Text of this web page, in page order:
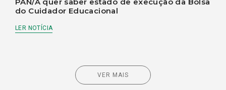
do Cuidador Educacional
LER NOTÍCIA
VER MAIS